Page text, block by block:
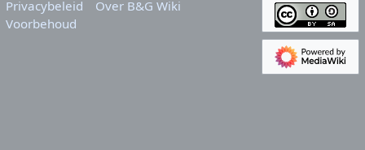
4
0
1
Privacybeleid
Over B&G Wiki
Voorbehoud